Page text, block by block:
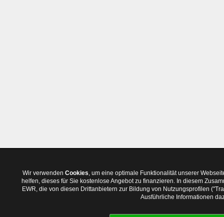
Wir verwenden Cookies, um eine optimale Funktionalität unserer
helfen, dieses für Sie kostenlose Angebot zu finanzieren. In diesem
EWR, die von diesen Drittanbietern zur Bildung von Nutzungsprofilen
Ausführliche Informationen